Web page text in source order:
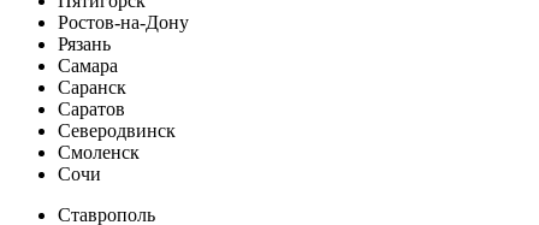
Ростов-на-Дону
Рязань
Самара
Саранск
Саратов
Северодвинск
Смоленск
Сочи
Ставрополь